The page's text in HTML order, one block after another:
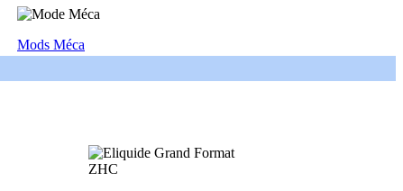
Mods Méca